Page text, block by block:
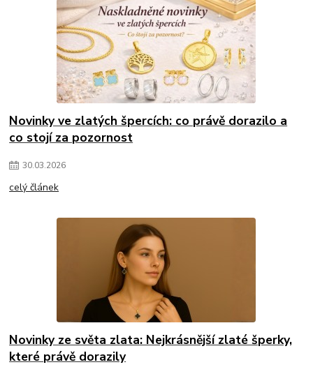
Novinky ve zlatých špercích: co právě dorazilo a
co stojí za pozornost
30.03.2026
celý článek
Novinky ze světa zlata: Nejkrásnější zlaté šperky,
které právě dorazily